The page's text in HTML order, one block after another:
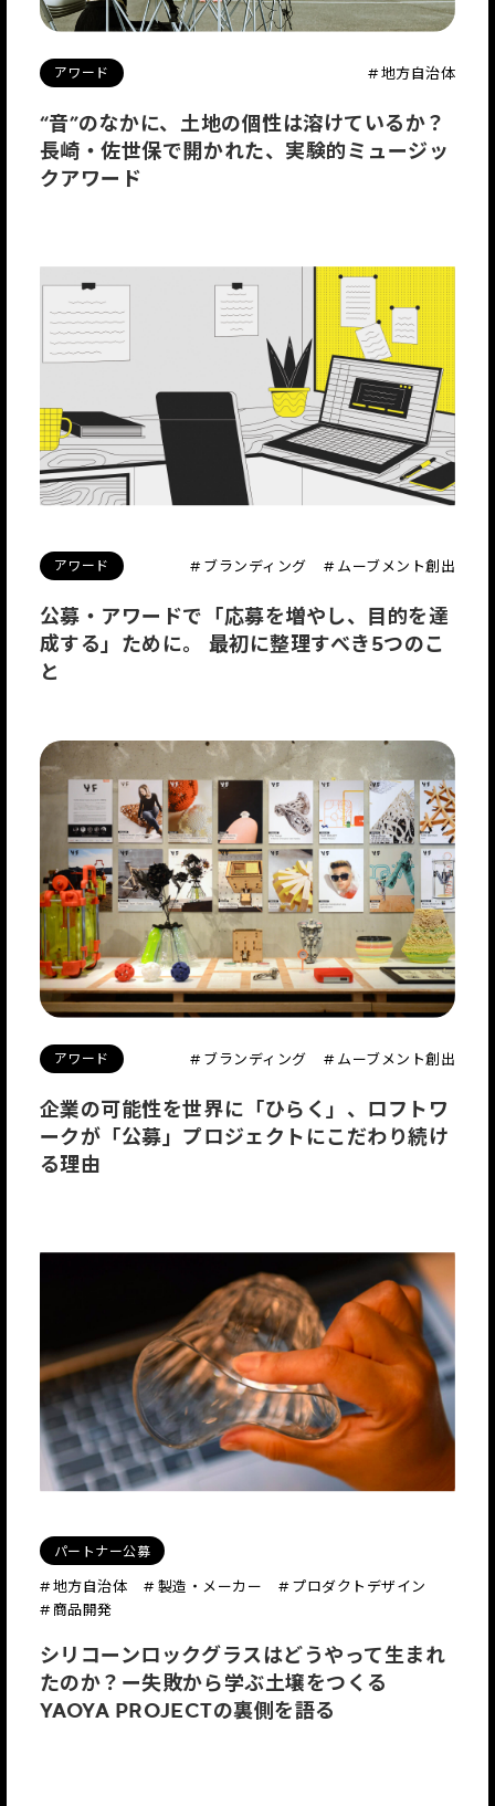
アワード # 地方自治体
“音”のなかに、土地の個性は溶けているか？
長崎・佐世保で開かれた、実験的ミュージッ
クアワード
アワード # ブランディング # ムーブメント創出
公募・アワードで「応募を増やし、目的を達
成する」ために。 最初に整理すべき5つのこ
と
アワード # ブランディング # ムーブメント創出
企業の可能性を世界に「ひらく」、ロフトワ
ークが「公募」プロジェクトにこだわり続け
る理由
パートナー公募
# 地方自治体 # 製造・メーカー
# プロダクトデザイン
# 商品開発
シリコーンロックグラスはどうやって生まれ
たのか？ー失敗から学ぶ土壌をつくる
YAOYA PROJECTの裏側を語る